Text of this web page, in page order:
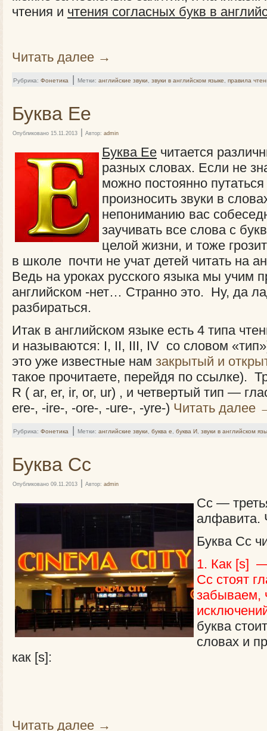
чтения и чтения согласных букв в
Читать далее →
Рубрика: Фонетика | Метки: английские звуки звуки в английском языке правила
Буква Ee
Опубликовано 15.11.2013 | Автор: admin
Буква Ее читается
разных словах. Если не
можно постоянно
произносить звуки в
непониманию вас
заучивать все слова с
целой жизни, и тоже
в школе почти не учат детей читать на
Ведь на уроках русского языка мы учим
английском -нет… Странно это. Ну, да
разбираться.
Итак в английском языке есть 4 типа
и называются: I, II, III, IV со словом
это уже известные нам закрытый и
такое прочитаете, перейдя по ссылке).
R ( ar, er, ir, or, ur) , и четвертый тип —
ere-, -ire-, -ore-, -ure-, -yre-) Читать далее
Рубрика: Фонетика | Метки: английские звуки буква е буква И звуки в английском
Буква Cc
Опубликовано 09.11.2013 | Автор: admin
Сс —
алфавита.
Буква Сс
1. Как [s]
Сс стоят
забываем,
буква
словах и
как [s]:
Читать далее →